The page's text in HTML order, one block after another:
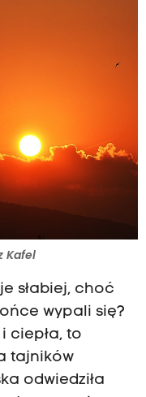
Kafel
słabiej, choć
wypali się?
ciepła, to
tajników
odwiedziła